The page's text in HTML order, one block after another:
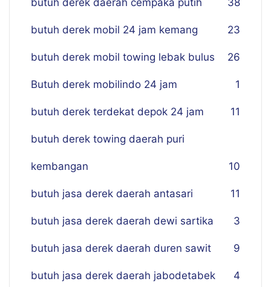
butuh derek daerah cempaka putih 38
butuh derek mobil 24 jam kemang 23
butuh derek mobil towing lebak bulus 26
Butuh derek mobilindo 24 jam 1
butuh derek terdekat depok 24 jam 11
butuh derek towing daerah puri
kembangan 10
butuh jasa derek daerah antasari 11
butuh jasa derek daerah dewi sartika 3
butuh jasa derek daerah duren sawit 9
butuh jasa derek daerah jabodetabek 4